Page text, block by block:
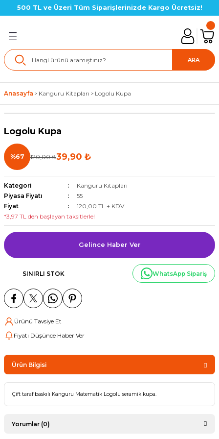
500 TL ve Üzeri Tüm Siparişlerinizde Kargo Ücretsiz!
Geri Dön
SETLERİ
Setler
Setler(LGS Hazırlık)
Setler
Setler
ARA
Anasayfa Kanguru Kitapları Logolu Kupa
Logolu Kupa
%67 120,00 ₺39,90 ₺
Kategori
Kanguru Kitapları
Piyasa Fiyatı
55
Fiyat
120,00 TL + KDV
*3,97 TL den başlayan taksitlerle!
Gelince Haber Ver
SINIRLI STOK WhatsApp Sipariş
Ürünü Tavsiye Et
Fiyatı Düşünce Haber Ver
Ürün Bilgisi
Çift taraf baskılı Kanguru Matematik Logolu seramik kupa.
Yorumlar (0)